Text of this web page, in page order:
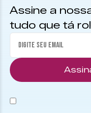
Assine a
tudo que tá